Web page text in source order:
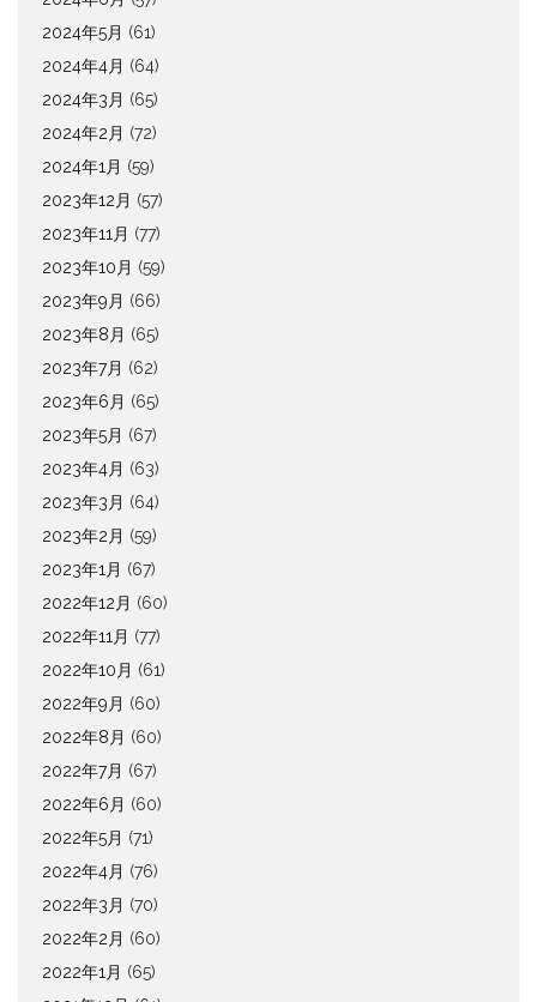
2024年5月 (61)
2024年4月 (64)
2024年3月 (65)
2024年2月 (72)
2024年1月 (59)
2023年12月 (57)
2023年11月 (77)
2023年10月 (59)
2023年9月 (66)
2023年8月 (65)
2023年7月 (62)
2023年6月 (65)
2023年5月 (67)
2023年4月 (63)
2023年3月 (64)
2023年2月 (59)
2023年1月 (67)
2022年12月 (60)
2022年11月 (77)
2022年10月 (61)
2022年9月 (60)
2022年8月 (60)
2022年7月 (67)
2022年6月 (60)
2022年5月 (71)
2022年4月 (76)
2022年3月 (70)
2022年2月 (60)
2022年1月 (65)